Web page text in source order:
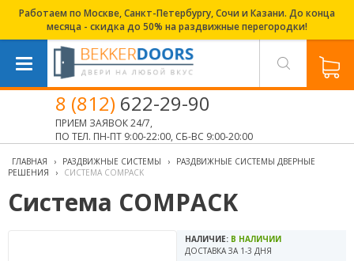
Работаем по Москве, Санкт-Петербургу, Сочи и Казани. До конца
месяца - скидка до 50% на раздвижные перегородки!
8 (812) 622-29-90
ПРИЕМ ЗАЯВОК 24/7,
ПО ТЕЛ. ПН-ПТ 9:00-22:00, СБ-ВС 9:00-20:00
ГЛАВНАЯ › РАЗДВИЖНЫЕ СИСТЕМЫ ›
РАЗДВИЖНЫЕ СИСТЕМЫ ДВЕРНЫЕ
РЕШЕНИЯ
› СИСТЕМА COMPACK
Система COMPACK
НАЛИЧИЕ: В НАЛИЧИИ
ДОСТАВКА ЗА 1-3 ДНЯ